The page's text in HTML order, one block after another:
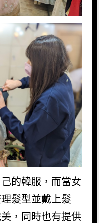
的韓服，而當女
髮型並戴上髮
，同時也有提供